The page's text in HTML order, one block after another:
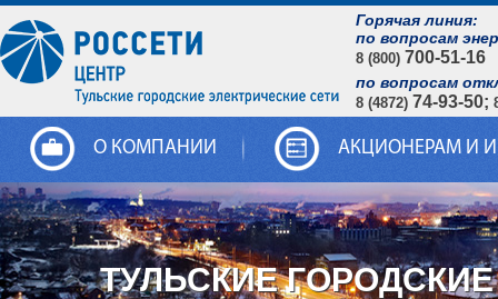
Горячая линия:
по вопросам
8 (800) 700-51-16
по вопросам
8 (4872) 74-93-50;
О КОМПАНИИ АКЦИОНЕРАМ И
ТУЛЬСКИЕ ГОРОДСКИЕ